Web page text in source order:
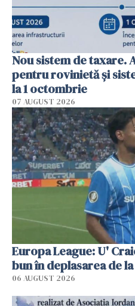
Nou sistem de taxare.
pentru rovinietă şi
la 1 octombrie
07 AUGUST 2026
Europa League: U'
bun în deplasarea de
06 AUGUST 2026